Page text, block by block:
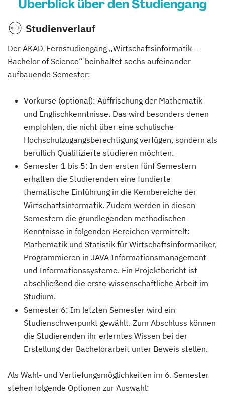
Überblick über den Studiengang
Studienverlauf
Der AKAD-Fernstudiengang „Wirtschaftsinformatik –
Bachelor of Science“ beinhaltet sechs aufeinander
aufbauende Semester:
Vorkurse (optional): Auffrischung der Mathematik-
und Englischkenntnisse. Das wird besonders denen
empfohlen, die nicht über eine schulische
Hochschulzugangsberechtigung verfügen, sondern als
beruflich Qualifizierte studieren möchten.
Semester 1 bis 5: In den ersten fünf Semestern
erhalten die Studierenden eine fundierte
thematische Einführung in die Kernbereiche der
Wirtschaftsinformatik. Zudem werden in diesen
Semestern die grundlegenden methodischen
Kenntnisse in folgenden Bereichen vermittelt:
Mathematik und Statistik für Wirtschaftsinformatiker,
Programmieren in JAVA Informationsmanagement
und Informationssysteme. Ein Projektbericht ist
abschließend die erste wissenschaftliche Arbeit im
Studium.
Semester 6: Im letzten Semester wird ein
Studienschwerpunkt gewählt. Zum Abschluss können
die Studierenden ihr erlerntes Wissen bei der
Erstellung der Bachelorarbeit unter Beweis stellen.
Als Wahl- und Vertiefungsmöglichkeiten im 6. Semester
stehen folgende Optionen zur Auswahl: